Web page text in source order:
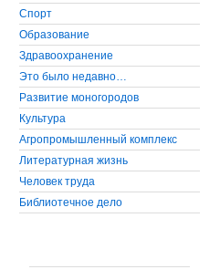
Cпорт
Образование
Здравоохранение
Это было недавно…
Развитие моногородов
Культура
Агропромышленный комплекс
Литературная жизнь
Человек труда
Библиотечное дело